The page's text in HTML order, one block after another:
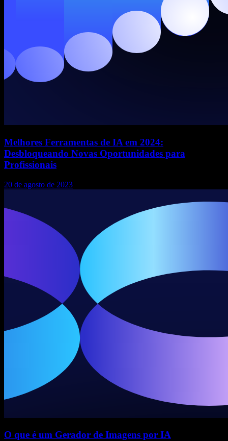
Melhores Ferramentas de IA em 2024:
Desbloqueando Novas Oportunidades para
Profissionais
20 de agosto de 2023
O que é um Gerador de Imagens por IA